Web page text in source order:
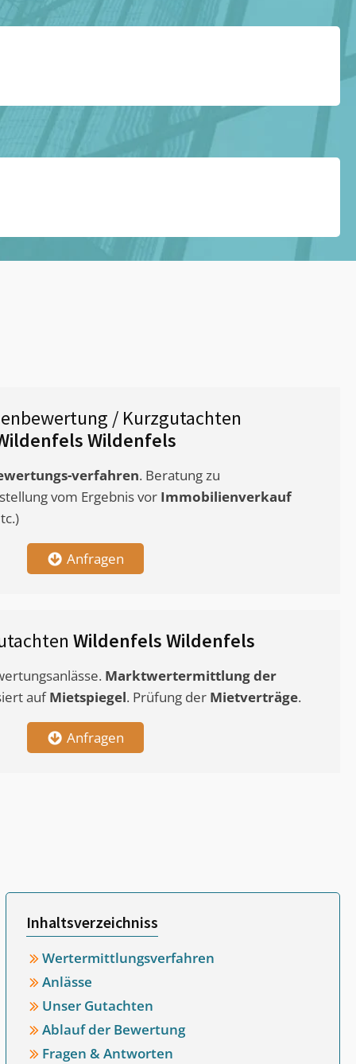
/ Kurzgutachten
Wildenfels
verfahren. Beratung zu
vom Ergebnis vor Immobilienverkauf
Anfragen
Wildenfels Wildenfels
Marktwertermittlungder
aufMietspiegel. Prüfung der Mietverträge.
Anfragen
Inhaltsverzeichniss
Wertermittlungsverfahren
Anlässe
Unser Gutachten
Ablauf der Bewertung
Fragen & Antworten